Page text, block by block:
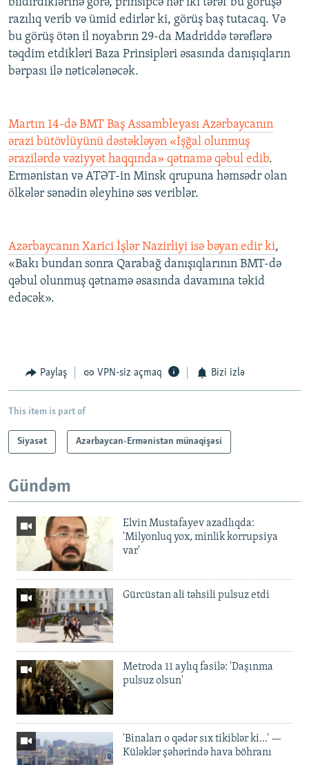
bildirdiklərinə görə, prinsipcə hər iki tərəf bu görüşə
razılıq verib və ümid edirlər ki, görüş baş tutacaq. Və
bu görüş ötən il noyabrın 29-da Madriddə tərəflərə
təqdim etdikləri Baza Prinsipləri əsasında danışıqların
bərpası ilə nəticələnəcək.
Martın 14-də BMT Baş Assambleyası Azərbaycanın
ərazi bütövlüyünü dəstəkləyən «İşğal olunmuş
ərazilərdə vəziyyət haqqında» qətnamə qəbul edib.
Ermənistan və ATƏT-in Minsk qrupuna həmsədr olan
ölkələr sənədin əleyhinə səs veriblər.
Azərbaycanın Xarici İşlər Nazirliyi isə bəyan edir ki,
«Bakı bundan sonra Qarabağ danışıqlarının BMT-də
qəbul olunmuş qətnamə əsasında davamına təkid
edəcək».
Paylaş VPN-siz açmaq Bizi izlə
This item is part of
Siyasət Azərbaycan-Ermənistan münaqişəsi
Gündəm
Elvin Mustafayev azadlıqda:
'Milyonluq yox, minlik korrupsiya
var'
Gürcüstan ali təhsili pulsuz etdi
Metroda 11 aylıq fasilə: 'Daşınma
pulsuz olsun'
'Binaları o qədər sıx tikiblər ki...' —
Küləklər şəhərində hava böhranı